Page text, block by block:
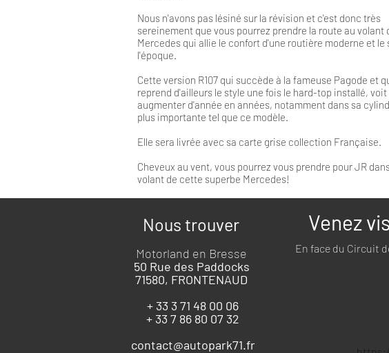
Nous n'avons pas lésiné sur la révision et c'est donc très
sereinement que vous pourrez prendre la route au volant
Mercedes qui allie le confort d'une routière moderne et le
l'époque.
Cette version R107 qui succède à la fameuse Pagode et
reprend d'ailleurs le style une fois le hard-top installé, voit
augmenter d'année en années, notamment dans sa
plus importante tel que ce modèle.
Elle sera livrée avec sa carte grise collection Française.
Cheveux au vent, vous pourrez vous prendre pour JR
volant de cette superbe Mercedes!
Nous trouver
Motorland en Bresse
50 Rue des Paddocks
71580, FRONTENAUD
+ 33 3 71 48 00 06
+ 33 7 86 80 07 32
contact@autopark71.fr
Venez
En face du Circuit